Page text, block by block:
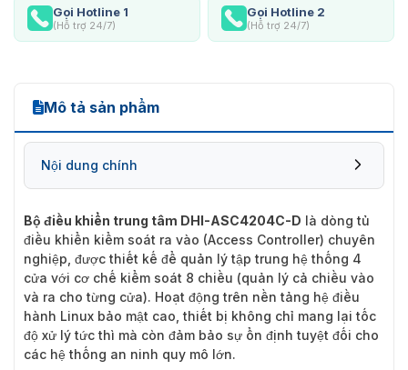
Gọi Hotline 1
(Hỗ trợ 24/7)
Gọi Hotline 2
(Hỗ trợ 24/7)
Mô tả sản phẩm
Nội dung chính
Bộ điều khiển trung tâm DHI-ASC4204C-D là dòng tủ
điều khiển kiểm soát ra vào (Access Controller) chuyên
nghiệp, được thiết kế để quản lý tập trung hệ thống 4
cửa với cơ chế kiểm soát 8 chiều (quản lý cả chiều vào
và ra cho từng cửa). Hoạt động trên nền tảng hệ điều
hành Linux bảo mật cao, thiết bị không chỉ mang lại tốc
độ xử lý tức thì mà còn đảm bảo sự ổn định tuyệt đối cho
các hệ thống an ninh quy mô lớn.